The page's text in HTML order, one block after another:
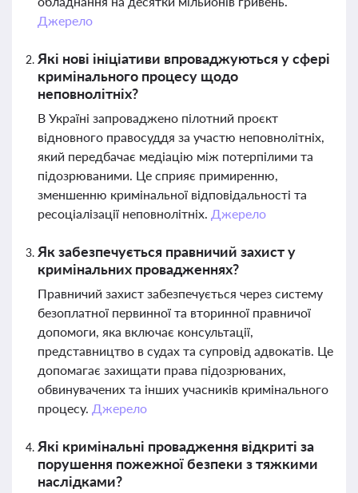
Джерело
Які нові ініціативи впроваджуються у сфері
кримінального процесу щодо
неповнолітніх?
В Україні запроваджено пілотний проєкт
відновного правосуддя за участю неповнолітніх,
який передбачає медіацію між потерпілими та
підозрюваними. Це сприяє примиренню,
зменшенню кримінальної відповідальності та
ресоціалізації неповнолітніх. Джерело
Як забезпечується правничий захист у
кримінальних провадженнях?
Правничий захист забезпечується через систему
безоплатної первинної та вторинної правничої
допомоги, яка включає консультації,
представництво в судах та супровід адвокатів. Це
допомагає захищати права підозрюваних,
обвинувачених та інших учасників кримінального
процесу. Джерело
Які кримінальні провадження відкриті за
порушення пожежної безпеки з тяжкими
наслідками?